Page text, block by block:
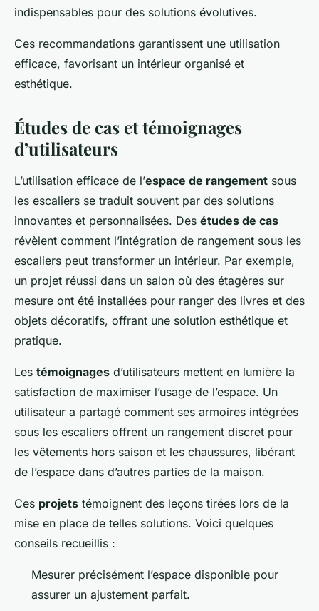
indispensables pour des solutions évolutives.
Ces recommandations garantissent une utilisation
efficace, favorisant un intérieur organisé et
esthétique.
Études de cas et témoignages
d’utilisateurs
L’utilisation efficace de l’espace de rangement sous
les escaliers se traduit souvent par des solutions
innovantes et personnalisées. Des études de cas
révèlent comment l’intégration de rangement sous les
escaliers peut transformer un intérieur. Par exemple,
un projet réussi dans un salon où des étagères sur
mesure ont été installées pour ranger des livres et des
objets décoratifs, offrant une solution esthétique et
pratique.
Les témoignages d’utilisateurs mettent en lumière la
satisfaction de maximiser l’usage de l’espace. Un
utilisateur a partagé comment ses armoires intégrées
sous les escaliers offrent un rangement discret pour
les vêtements hors saison et les chaussures, libérant
de l’espace dans d’autres parties de la maison.
Ces projets témoignent des leçons tirées lors de la
mise en place de telles solutions. Voici quelques
conseils recueillis :
Mesurer précisément l’espace disponible pour
assurer un ajustement parfait.